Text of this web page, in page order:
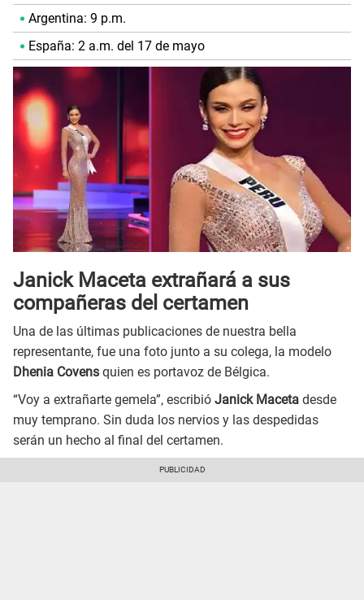
Argentina: 9 p.m.
España: 2 a.m. del 17 de mayo
Janick Maceta extrañará a sus
compañeras del certamen
Una de las últimas publicaciones de nuestra bella
representante, fue una foto junto a su colega, la modelo
Dhenia Covens quien es portavoz de Bélgica.
“Voy a extrañarte gemela”, escribió Janick Maceta desde
muy temprano. Sin duda los nervios y las despedidas
serán un hecho al final del certamen.